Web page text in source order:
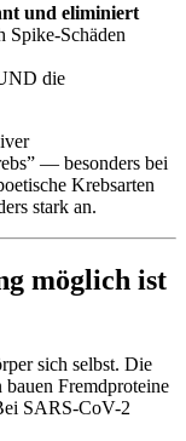
und eliminiert
Spike-Schäden
die
— besonders bei
Krebsarten
stark an.
möglich ist
sich selbst. Die
Fremdproteine
SARS-CoV-2